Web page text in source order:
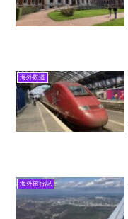
海外鉄道
海外旅行記